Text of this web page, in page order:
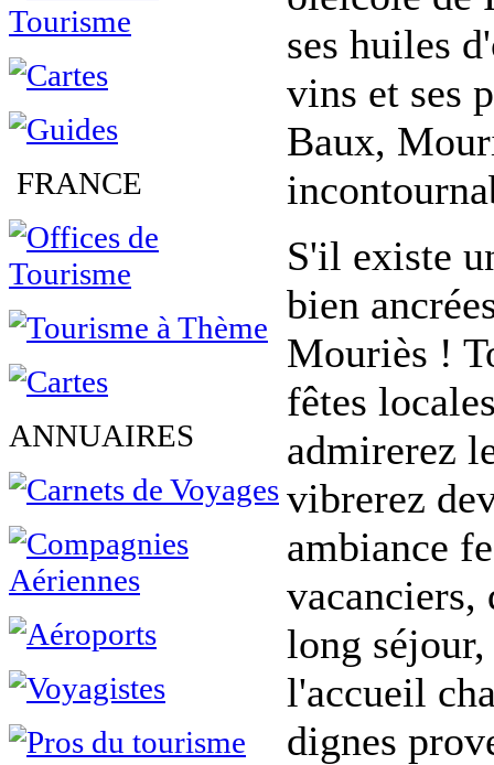
FRANCE
ANNUAIRES
ses huiles
vins et ses
Baux,
S'il existe
bien
Mouriès !
fêtes
admirerez
vibrerez
ambiance
vacanciers,
long
l'accueil
dignes